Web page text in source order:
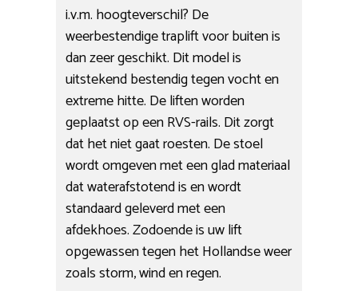
i.v.m. hoogteverschil? De
weerbestendige traplift voor buiten is
dan zeer geschikt. Dit model is
uitstekend bestendig tegen vocht en
extreme hitte. De liften worden
geplaatst op een RVS-rails. Dit zorgt
dat het niet gaat roesten. De stoel
wordt omgeven met een glad materiaal
dat waterafstotend is en wordt
standaard geleverd met een
afdekhoes. Zodoende is uw lift
opgewassen tegen het Hollandse weer
zoals storm, wind en regen.